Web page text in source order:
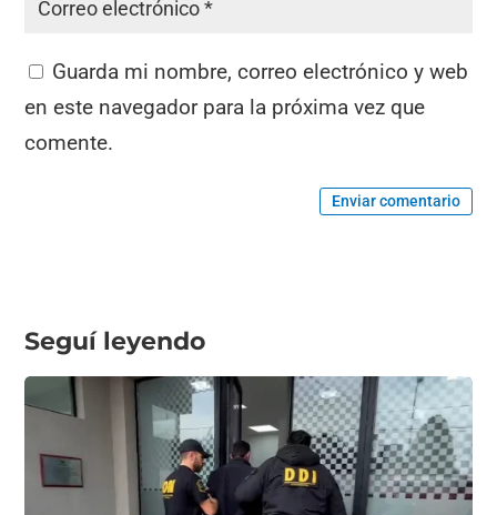
Guarda mi nombre, correo electrónico y web
en este navegador para la próxima vez que
comente.
Enviar comentario
Seguí leyendo